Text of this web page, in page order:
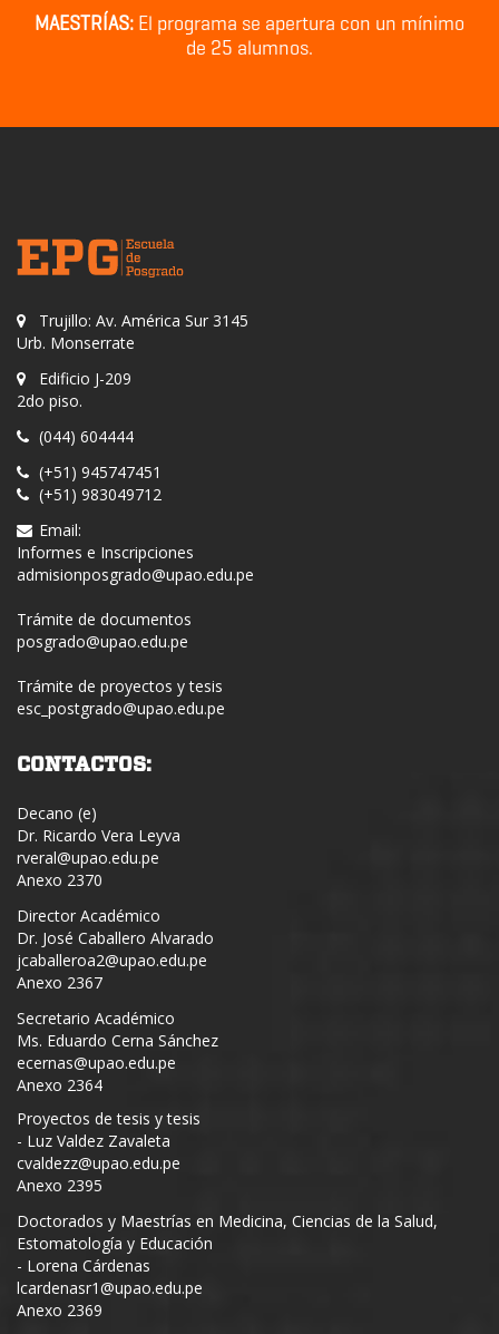
MAESTRÍAS: El programa se apertura con un mínimo
de 25 alumnos.
Trujillo: Av. América Sur 3145
Urb. Monserrate
Edificio J-209
2do piso.
(044) 604444
(+51) 945747451
(+51) 983049712
Email:
Informes e Inscripciones
admisionposgrado@upao.edu.pe
Trámite de documentos
posgrado@upao.edu.pe
Trámite de proyectos y tesis
esc_postgrado@upao.edu.pe
CONTACTOS:
Decano (e)
Dr. Ricardo Vera Leyva
rveral@upao.edu.pe
Anexo 2370
Director Académico
Dr. José Caballero Alvarado
jcaballeroa2@upao.edu.pe
Anexo 2367
Secretario Académico
Ms. Eduardo Cerna Sánchez
ecernas@upao.edu.pe
Anexo 2364
Proyectos de tesis y tesis
- Luz Valdez Zavaleta
cvaldezz@upao.edu.pe
Anexo 2395
Doctorados y Maestrías en Medicina, Ciencias de la Salud,
Estomatología y Educación
- Lorena Cárdenas
lcardenasr1@upao.edu.pe
Anexo 2369